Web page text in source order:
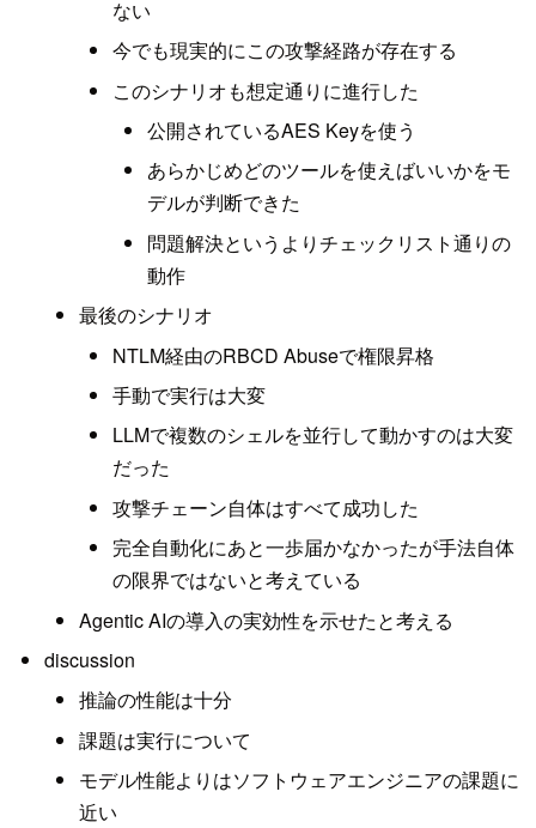
ない
今でも現実的にこの攻撃経路が存在する
このシナリオも想定通りに進行した
公開されているAES Keyを使う
あらかじめどのツールを使えばいいかをモ
デルが判断できた
問題解決というよりチェックリスト通りの
動作
最後のシナリオ
NTLM経由のRBCD Abuseで権限昇格
手動で実行は大変
LLMで複数のシェルを並行して動かすのは大変
だった
攻撃チェーン自体はすべて成功した
完全自動化にあと一歩届かなかったが手法自体
の限界ではないと考えている
Agentic AIの導入の実効性を示せたと考える
discussion
推論の性能は十分
課題は実行について
モデル性能よりはソフトウェアエンジニアの課題に
近い